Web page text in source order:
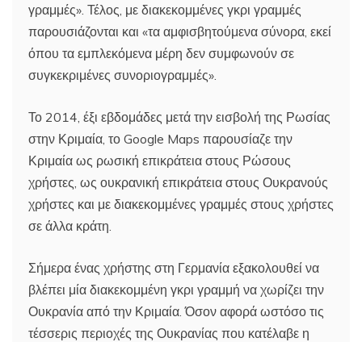
γραμμές». Τέλος, με διακεκομμένες γκρι γραμμές
παρουσιάζονται και «τα αμφισβητούμενα σύνορα, εκεί
όπου τα εμπλεκόμενα μέρη δεν συμφωνούν σε
συγκεκριμένες συνοριογραμμές».
Το 2014, έξι εβδομάδες μετά την εισβολή της Ρωσίας
στην Κριμαία, το Google Maps παρουσίαζε την
Κριμαία ως ρωσική επικράτεια στους Ρώσους
χρήστες, ως ουκρανική επικράτεια στους Ουκρανούς
χρήστες και με διακεκομμένες γραμμές στους χρήστες
σε άλλα κράτη.
Σήμερα ένας χρήστης στη Γερμανία εξακολουθεί να
βλέπει μία διακεκομμένη γκρι γραμμή να χωρίζει την
Ουκρανία από την Κριμαία. Όσον αφορά ωστόσο τις
τέσσερις περιοχές της Ουκρανίας που κατέλαβε η